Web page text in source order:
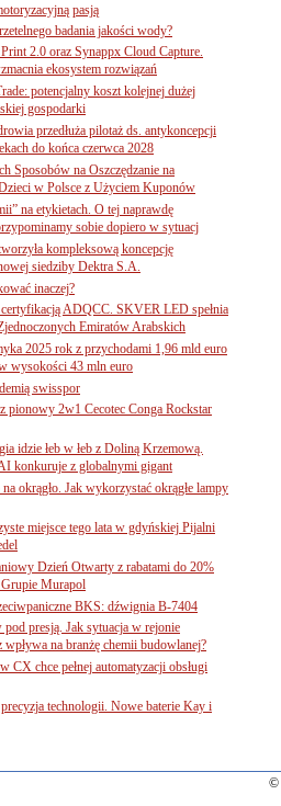
pasją
badania jakości wody?
2.0 oraz Synappx Cloud Capture.
ekosystem rozwiązań
potencjalny koszt kolejnej dużej
gospodarki
przedłuża pilotaż ds. antykoncepcji
do końca czerwca 2028
Sposobów na Oszczędzanie na
w Polsce z Użyciem Kuponów
na etykietach. O tej naprawdę
sobie dopiero w sytuacj
kompleksową koncepcję
siedziby Dektra S.A.
inaczej?
ADQCC. SKVER LED spełnia
Emiratów Arabskich
2025 rok z przychodami 1,96 mld euro
wysokości 43 mln euro
swisspor
pionowy 2w1 Cecotec Conga Rockstar
idzie łeb w łeb z Doliną Krzemową.
konkuruje z globalnymi gigant
okrągło. Jak wykorzystać okrągłe lampy
miejsce tego lata w gdyńskiej Pijalni
Dzień Otwarty z rabatami do 20%
Grupie Murapol
BKS: dźwignia B-7404
presją. Jak sytuacja w rejonie
na branżę chemii budowlanej?
CX chce pełnej automatyzacji obsługi
technologii. Nowe baterie Kay i
©